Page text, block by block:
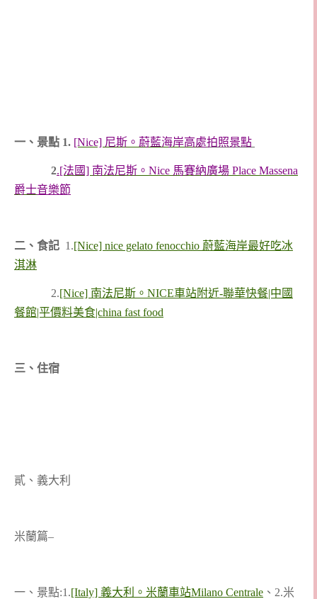
一、景點 1. [Nice] 尼斯。蔚藍海岸高處拍照景點
2.[法國] 南法尼斯。Nice 馬賽納廣場 Place Massena
爵士音樂節
二、食記 1.[Nice] nice gelato fenocchio 蔚藍海岸最好吃冰
淇淋
2.[Nice] 南法尼斯。NICE車站附近-聯華快餐|中國
餐館|平價料美食|china fast food
三、住宿
貳、義大利
米蘭篇–
一、景點:1.[Italy] 義大利。米蘭車站Milano Centrale 、2.米